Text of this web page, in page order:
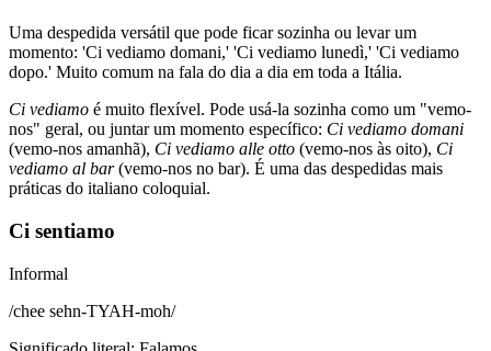
Uma despedida versátil que pode ficar sozinha ou levar um
momento: 'Ci vediamo domani,' 'Ci vediamo lunedì,' 'Ci vediamo
dopo.' Muito comum na fala do dia a dia em toda a Itália.
Ci vediamo é muito flexível. Pode usá-la sozinha como um "vemo-
nos" geral, ou juntar um momento específico: Ci vediamo domani
(vemo-nos amanhã), Ci vediamo alle otto (vemo-nos às oito), Ci
vediamo al bar(vemo-nos no bar). É uma das despedidas mais
práticas do italiano coloquial.
Ci sentiamo
Informal
/chee sehn-TYAH-moh/